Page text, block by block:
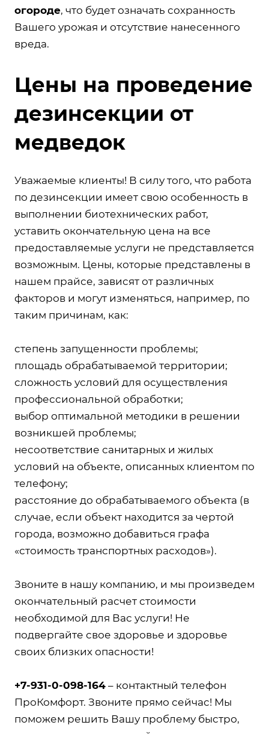
огороде, что будет означать сохранность
Вашего урожая и отсутствие нанесенного
вреда.
Цены на проведение
дезинсекции от
медведок
Уважаемые клиенты! В силу того, что работа
по дезинсекции имеет свою особенность в
выполнении биотехнических работ,
уставить окончательную цена на все
предоставляемые услуги не представляется
возможным. Цены, которые представлены в
нашем прайсе, зависят от различных
факторов и могут изменяться, например, по
таким причинам, как:
степень запущенности проблемы;
площадь обрабатываемой территории;
сложность условий для осуществления
профессиональной обработки;
выбор оптимальной методики в решении
возникшей проблемы;
несоответствие санитарных и жилых
условий на объекте, описанных клиентом по
телефону;
расстояние до обрабатываемого объекта (в
случае, если объект находится за чертой
города, возможно добавиться графа
«стоимость транспортных расходов»).
Звоните в нашу компанию, и мы произведем
окончательный расчет стоимости
необходимой для Вас услуги! Не
подвергайте свое здоровье и здоровье
своих близких опасности!
+7-931-0-098-164 – контактный телефон
ПроКомфорт. Звоните прямо сейчас! Мы
поможем решить Вашу проблему быстро,